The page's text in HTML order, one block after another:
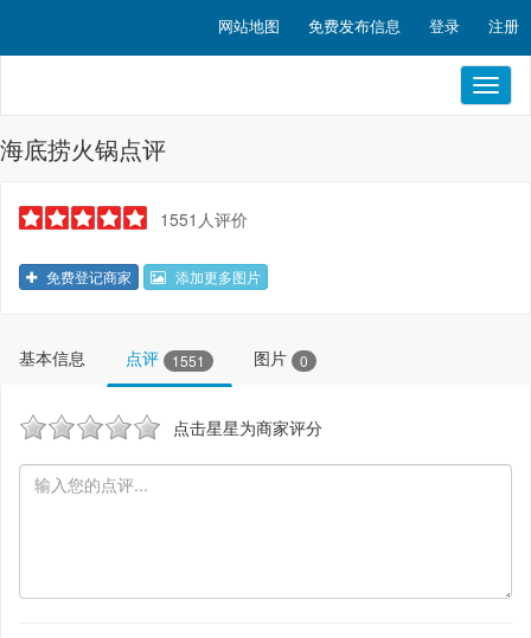
网站地图 免费发布信息 登录 注册
海底捞火锅点评
1551人评价
免费登记商家 添加更多图片
基本信息 点评 1551 图片 0
点击星星为商家评分